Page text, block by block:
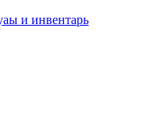
и инвентарь